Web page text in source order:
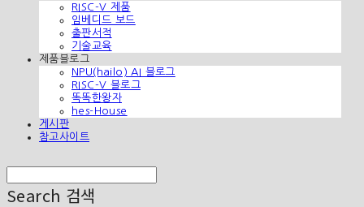
RISC-V 제품
임베디드 보드
출판서적
기술교육
제품블로그
NPU(hailo) AI 블로그
RISC-V 블로그
똑똑한왕자
hes-House
게시판
참고사이트
Search 검색